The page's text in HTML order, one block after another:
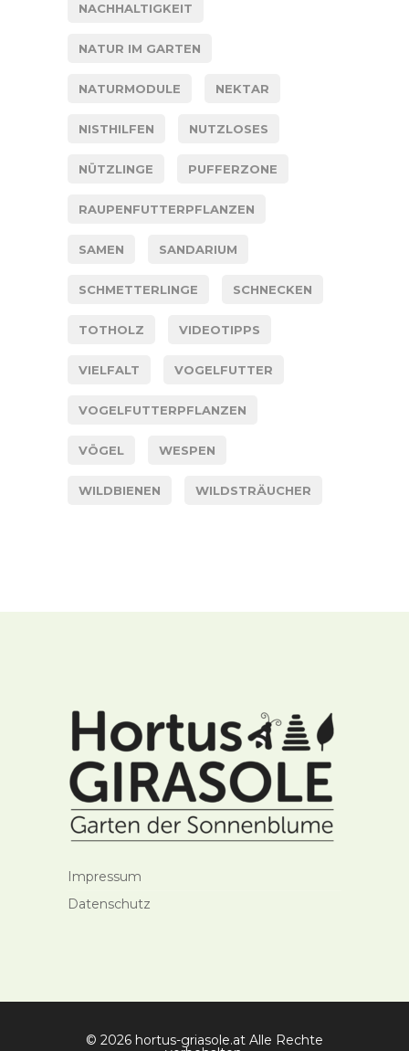
NACHHALTIGKEIT
NATUR IM GARTEN
NATURMODULE NEKTAR
NISTHILFEN NUTZLOSES
NÜTZLINGE PUFFERZONE
RAUPENFUTTERPFLANZEN
SAMEN SANDARIUM
SCHMETTERLINGE SCHNECKEN
TOTHOLZ VIDEOTIPPS
VIELFALT VOGELFUTTER
VOGELFUTTERPFLANZEN
VÖGEL WESPEN
WILDBIENEN WILDSTRÄUCHER
Impressum
Datenschutz
© 2026 hortus-griasole.at Alle Rechte